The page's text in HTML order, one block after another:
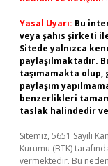
Yasal Uyarı: Bu
veya şahıs şirketi
Sitede yalnızca
paylaşılmaktadır.
taşımamakta olup,
paylaşım
benzerlikleri
taslak halindedir
Sitemiz, 5651 Sayılı
Kurumu (BTK)
vermektedir. Bu